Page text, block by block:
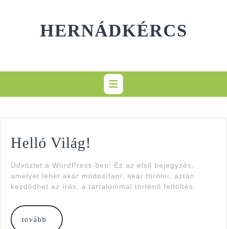
HERNÁDKÉRCS
Helló Világ!
Világ!
Üdvözlet a WordPress-ben! Ez az első bejegyzés,
amelyet lehet akár módosítani, akár törölni, aztán
kezdődhet az írás, a tartalommal történő feltöltés.
tovább tovább